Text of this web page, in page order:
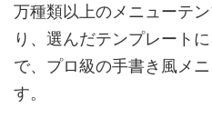
万種類以上のメニューテ
り、選んだテンプレート
で、プロ級の手書き風メ
す。